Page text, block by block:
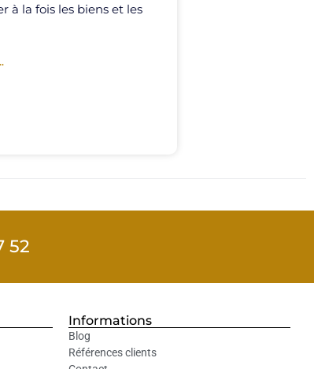
à la fois les biens et les
52
Informations
Blog
Références clients